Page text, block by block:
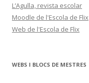
L’Agulla, revista escolar
Moodle de l'Escola de Flix
Web de l'Escola de Flix
WEBS I BLOCS DE MESTRES